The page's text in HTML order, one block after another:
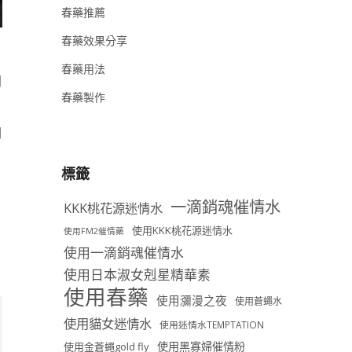
春藥推薦
春藥效果分享
春藥用法
春藥製作
標籤
KKK桃花源迷情水 一滴銷魂催情水
使用FM2催情藥 使用KKK桃花源迷情水
使用一滴銷魂催情水
使用日本淑女剋星精華素
使用春藥 使用瀰漫之夜 使用蒼蠅水
使用貓女迷情水 使用迷情水TEMPTATION
使用金蒼蠅gold fly 使用黑寡婦催情粉